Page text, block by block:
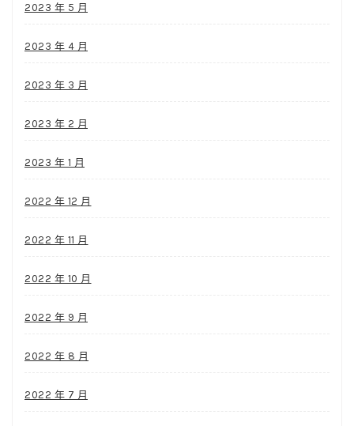
2023 年 5 月
2023 年 4 月
2023 年 3 月
2023 年 2 月
2023 年 1 月
2022 年 12 月
2022 年 11 月
2022 年 10 月
2022 年 9 月
2022 年 8 月
2022 年 7 月